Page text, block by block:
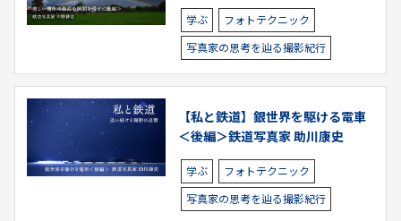
学ぶ フォトテクニック
写真家の思考を辿る撮影紀行
【私と鉄道】銀世界を駆ける電車
＜後編＞鉄道写真家 助川康史
学ぶ フォトテクニック
写真家の思考を辿る撮影紀行